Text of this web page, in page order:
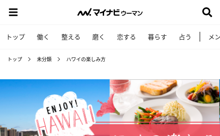
トップ 働く 整える 磨く 恋する 暮らす 占う メ
トップ 未分類 ハワイの楽しみ方